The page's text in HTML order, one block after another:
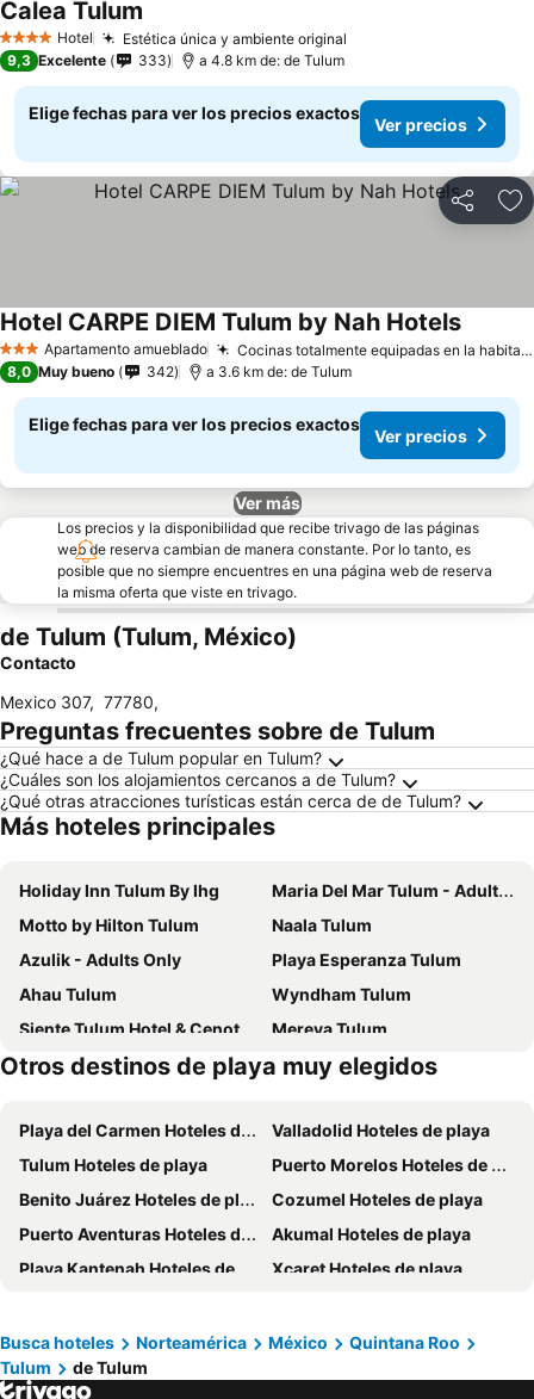
4 EstrellasHotel Estética única y ambiente original
Calea Tulum
9,3 Excelente 333 a 4.8 km de: de Tulum
Elige fechas para ver los precios exactos
Ver precios
Compartir
3 EstrellasApartamento amueblado Cocinas totalmente equipadas en la habitación
Hotel CARPE DIEM Tulum by Nah Hotels
8,0 Muy bueno 342 a 3.6 km de: de Tulum
Elige fechas para ver los precios exactos
Ver precios
Ver más
Los precios y la disponibilidad que recibe trivago de las páginas
web de reserva cambian de manera constante. Por lo tanto, es
posible que no siempre encuentres en una página web de reserva
la misma oferta que viste en trivago.
de Tulum (Tulum, México)
Contacto
Mexico 307, 77780,
Preguntas frecuentes sobre de Tulum
¿Qué hace a de Tulum popular en Tulum?
¿Cuáles son los alojamientos cercanos a de Tulum?
¿Qué otras atracciones turísticas están cerca de de Tulum?
Más hoteles principales
Holiday Inn Tulum By Ihg
Maria Del Mar Tulum - Adults Only
Motto by Hilton Tulum
Naala Tulum
Azulik - Adults Only
Playa Esperanza Tulum
Ahau Tulum
Wyndham Tulum
Siente Tulum Hotel & Cenote Club
Mereva Tulum
Zereno Tulum Beach Club Access
Alquimia Hotel Boutique
Layla Tulum - Adults Only
O' Tulum Boutique Hotel - Adults Only
Hotel Panamera
Prana Boutique Hotel
Siente Tulum Hotel & Cenote Club
The Waves Tulum
KAHATSA' boutique hotel
Hotel Muaré Tulum Wellness and Spa
Tulum Brew House Hotel & Spa
Maya Tulum By G Hotels
Zamas Hotel
Kan Tulum
Kai Tulum
Otros destinos de playa muy elegidos
Playa del Carmen Hoteles de playa
Valladolid Hoteles de playa
Tulum Hoteles de playa
Puerto Morelos Hoteles de playa
Benito Juárez Hoteles de playa
Cozumel Hoteles de playa
Puerto Aventuras Hoteles de playa
Akumal Hoteles de playa
Playa Kantenah Hoteles de playa
Xcaret Hoteles de playa
Garsfontein Hoteles de playa
Coba Hoteles de playa
Felipe Carrillo Puerto Hoteles de playa
Busca hoteles Norteamérica México
Quintana Roo
Tulum
de Tulum